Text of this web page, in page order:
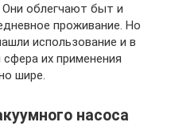
Они облегчают быт и
проживание. Но
использование и в
их применения
шире.
насоса